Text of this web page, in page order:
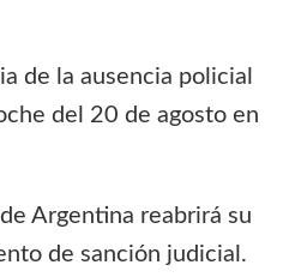
de la ausencia policial
del 20 de agosto en
Argentina reabrirá su
de sanción judicial.